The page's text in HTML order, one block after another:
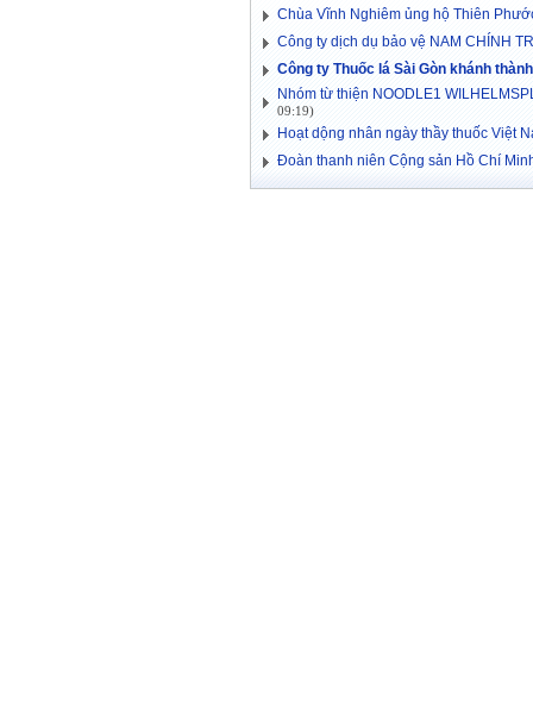
Chùa Vĩnh Nghiêm ủng hộ Thiên
Công ty dịch dụ bảo vệ NAM CHÍNH
Công ty Thuốc lá Sài Gòn khánh
Nhóm từ thiện NOODLE1
09:19)
Hoạt dộng nhân ngày thầy thuốc Việt
Đoàn thanh niên Cộng sản Hồ Chí